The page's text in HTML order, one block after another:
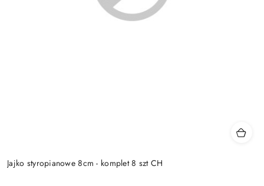
Jajko styropianowe 8cm - komplet 8 szt CH